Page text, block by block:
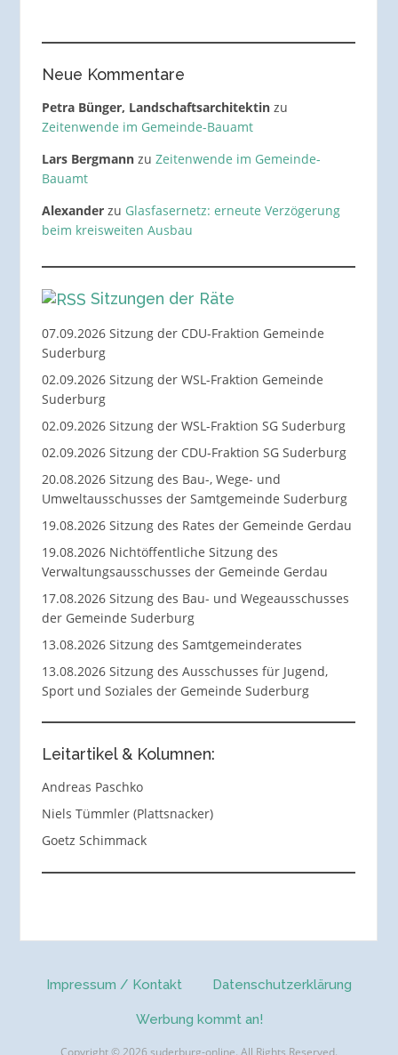
Neue Kommentare
Petra Bünger, Landschaftsarchitektinzu
Zeitenwende im Gemeinde-Bauamt
Lars Bergmannzu Zeitenwende im Gemeinde-
Bauamt
Alexanderzu Glasfasernetz: erneute Verzögerung
beim kreisweiten Ausbau
Sitzungen der Räte
07.09.2026 Sitzung der CDU-Fraktion Gemeinde
Suderburg
02.09.2026 Sitzung der WSL-Fraktion Gemeinde
Suderburg
02.09.2026 Sitzung der WSL-Fraktion SG Suderburg
02.09.2026 Sitzung der CDU-Fraktion SG Suderburg
20.08.2026 Sitzung des Bau-, Wege- und
Umweltausschusses der Samtgemeinde Suderburg
19.08.2026 Sitzung des Rates der Gemeinde Gerdau
19.08.2026 Nichtöffentliche Sitzung des
Verwaltungsausschusses der Gemeinde Gerdau
17.08.2026 Sitzung des Bau- und Wegeausschusses
der Gemeinde Suderburg
13.08.2026 Sitzung des Samtgemeinderates
13.08.2026 Sitzung des Ausschusses für Jugend,
Sport und Soziales der Gemeinde Suderburg
Leitartikel & Kolumnen:
Andreas Paschko
Niels Tümmler (Plattsnacker)
Goetz Schimmack
Impressum / Kontakt Datenschutzerklärung
Werbung kommt an!